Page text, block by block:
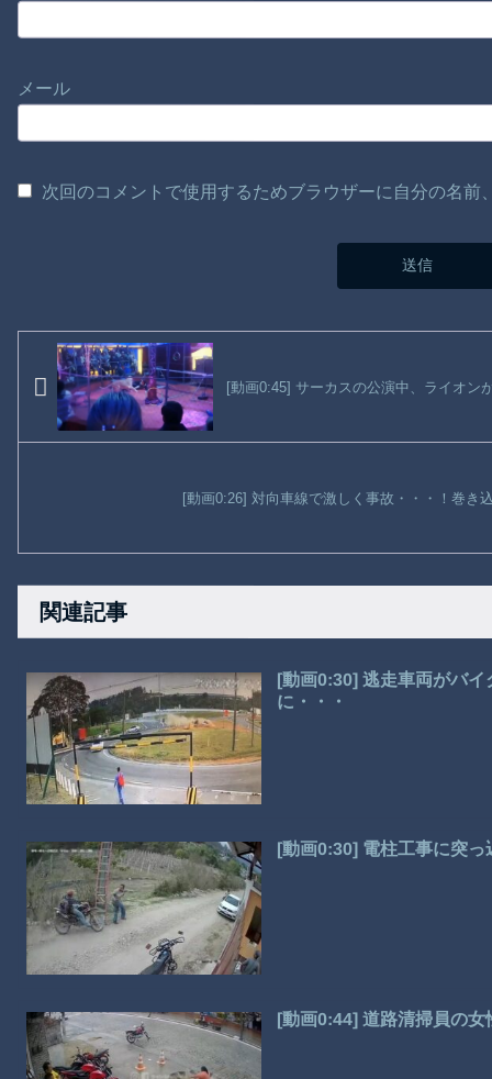
メール
次回のコメントで使用するためブラウザーに自分の名
[動画0:45] サーカスの公演中、ライオン
[動画0:26] 対向車線で激しく事故・・・！巻き
関連記事
[動画0:30] 逃走車両がバ
に・・・
[動画0:30] 電柱工事に突
[動画0:44] 道路清掃員の